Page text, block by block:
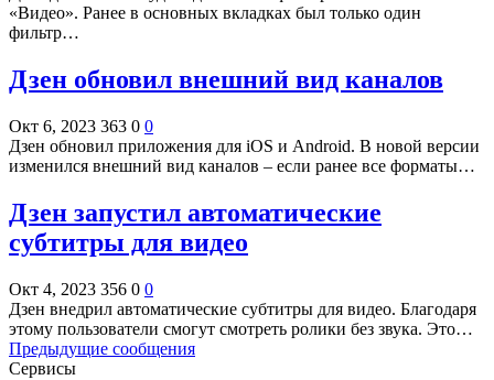
«Видео». Ранее в основных вкладках был только один
фильтр…
Дзен обновил внешний вид каналов
Окт 6, 2023 363 0 0
Дзен обновил приложения для iOS и Android. В новой версии
изменился внешний вид каналов – если ранее все форматы…
Дзен запустил автоматические
субтитры для видео
Окт 4, 2023 356 0 0
Дзен внедрил автоматические субтитры для видео. Благодаря
этому пользователи смогут смотреть ролики без звука. Это…
Предыдущие сообщения
Сервисы